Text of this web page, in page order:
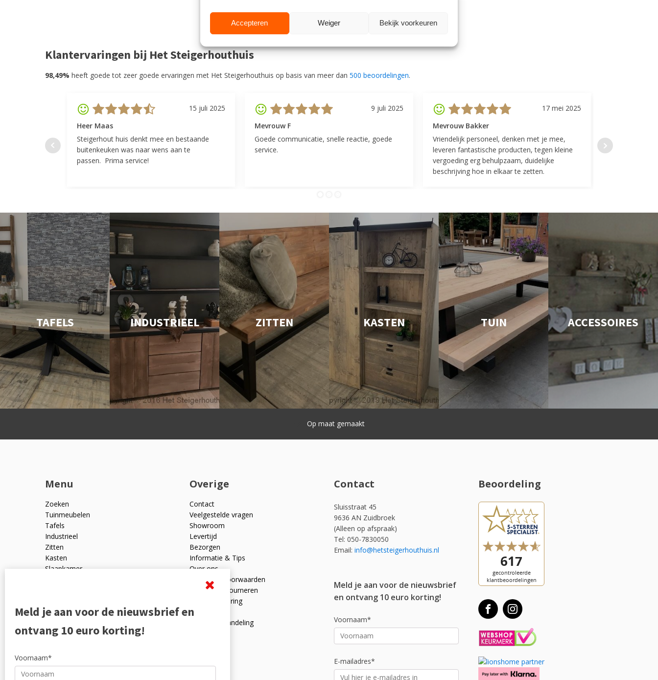
Accepteren Weiger Bekijk voorkeuren
Klantervaringen bij Het Steigerhouthuis
98,49% heeft goede tot zeer goede ervaringen met Het Steigerhouthuis op basis van meer dan 500 beoordelingen.
15 juli 2025
Heer Maas
Steigerhout huis denkt mee en bestaande
buitenkeuken was naar wens aan te
passen. Prima service!
9 juli 2025
Mevrouw F
Goede communicatie, snelle reactie, goede
service.
17 mei 2025
Mevrouw Bakker
Vriendelijk personeel, denken met je mee,
leveren fantastische producten, tegen kleine
vergoeding erg behulpzaam, duidelijke
beschrijving hoe in elkaar te zetten.
Top geregeld!
indelingen die
TAFELS INDUSTRIEEL ZITTEN KASTEN TUIN ACCESSOIRES
Snelle levering
Menu
Zoeken
Tuinmeubelen
Tafels
Industrieel
Zitten
Kasten
Slaapkamer
Outlet
Overige
Contact
Veelgestelde vragen
Showroom
Levertijd
Bezorgen
Informatie & Tips
Over ons
Algemene voorwaarden
Ruilen en retourneren
Privacyverklaring
Reviewpolicy
Klachtenafhandeling
Contact
Sluisstraat 45
9636 AN Zuidbroek
(Alleen op afspraak)
Tel: 050-7830050
Email: info@hetsteigerhouthuis.nl
Meld je aan voor de nieuwsbrief
en ontvang 10 euro korting!
Voornaam*
E-mailadres*
Beoordeling
Meld je aan voor de nieuwsbrief en
ontvang 10 euro korting!
Voornaam*